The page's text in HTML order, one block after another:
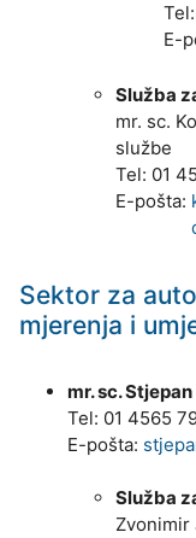
E-
Služba
mr. sc.
službe
Tel: 01
E-pošta:
Sektor za
mjerenja i
mr. sc.
Tel: 01 4565
E-pošta:
Služba
Zvonimir